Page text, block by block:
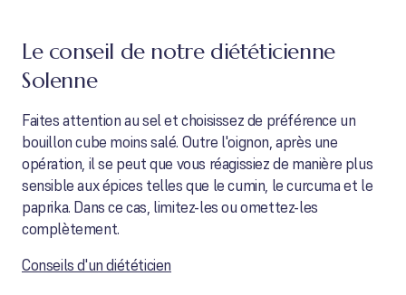
Le conseil de notre diététicienne
Solenne
Faites attention au sel et choisissez de préférence un
bouillon cube moins salé. Outre l'oignon, après une
opération, il se peut que vous réagissiez de manière plus
sensible aux épices telles que le cumin, le curcuma et le
paprika. Dans ce cas, limitez-les ou omettez-les
complètement.
Conseils d'un diététicien